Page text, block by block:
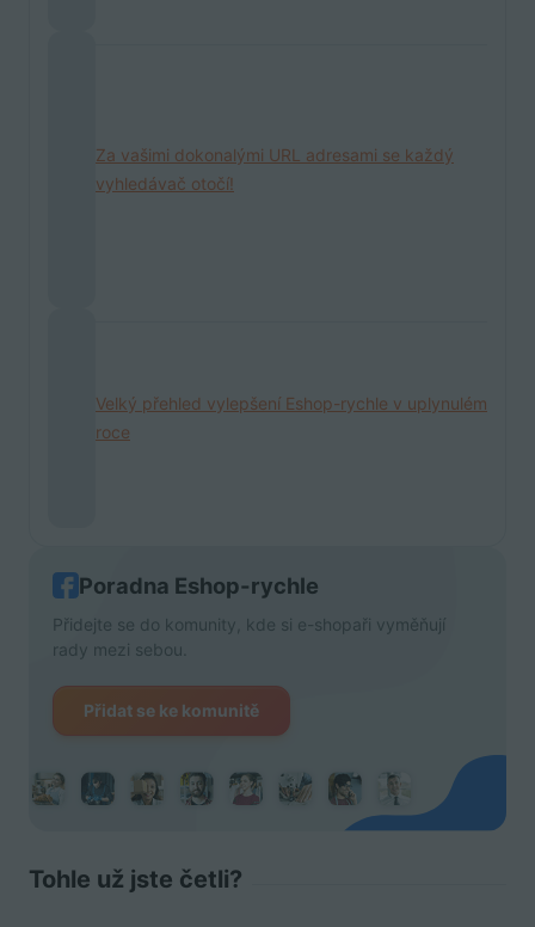
Za vašimi dokonalými URL adresami se každý
vyhledávač otočí!
Velký přehled vylepšení Eshop-rychle v uplynulém
roce
Poradna Eshop-rychle
Přidejte se do komunity, kde si e-shopaři vyměňují
rady mezi sebou.
Přidat se ke komunitě
Tohle už jste četli?